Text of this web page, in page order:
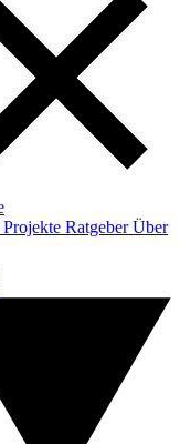
Projekte RatgeberÜber